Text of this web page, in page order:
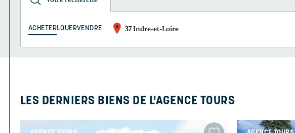
ACHETERLOUERVENDRE 37 Indre-et-Loire
LES DERNIERS BIENS DE L'AGENCE TOURS